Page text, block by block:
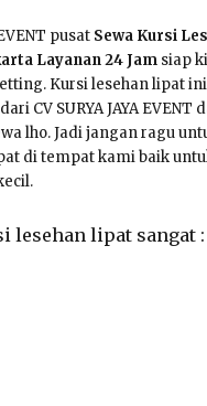
pusat Sewa Kursi
Layanan 24 Jam siap
Kursi lesehan lipat
CV SURYA JAYA EVENT
lho. Jadi jangan ragu
di tempat kami baik
lesehan lipat sangat :